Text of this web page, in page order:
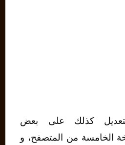
كذلك على بعض
الخامسة من المتصفح، و